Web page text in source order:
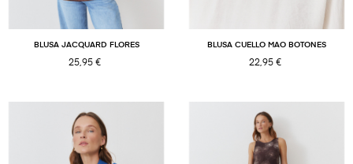
BLUSA JACQUARD FLORES
25,95 €
BLUSA CUELLO MAO BOTONES
22,95 €